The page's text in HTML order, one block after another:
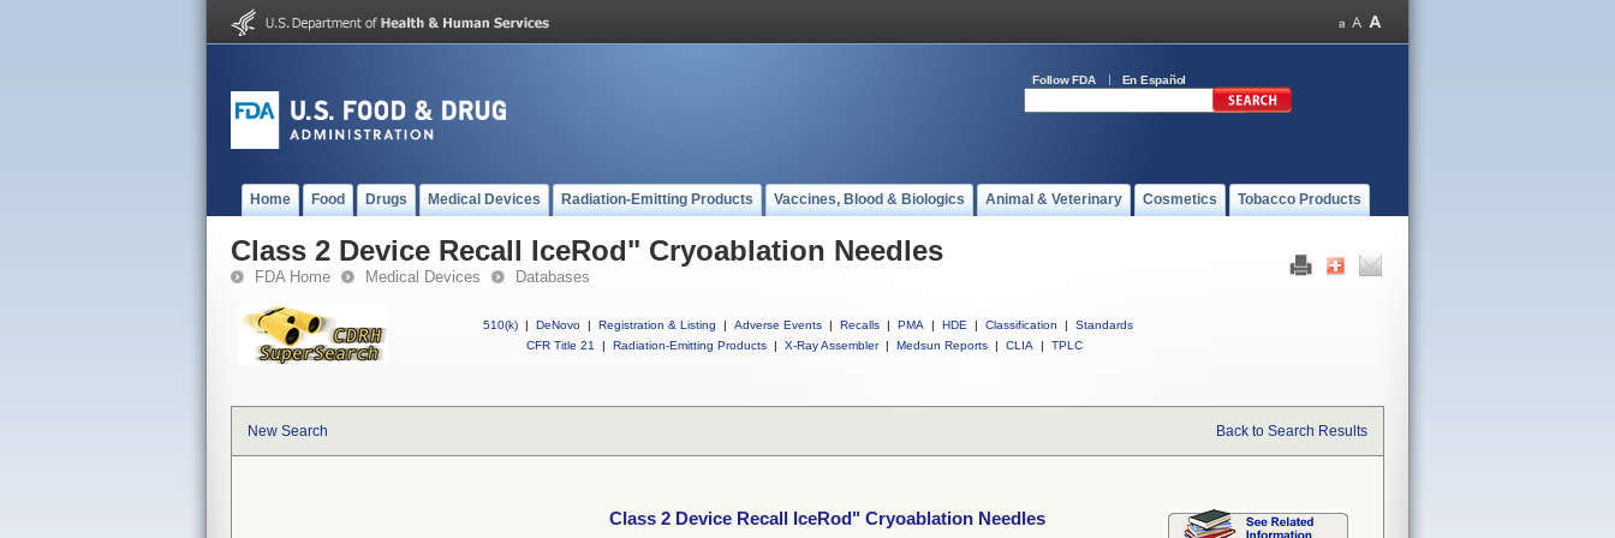
Follow FDA En Español
Home Food Drugs Medical Devices Radiation-Emitting Products Vaccines, Blood & Biologics Animal & Veterinary Cosmetics Tobacco Products
Class 2 Device Recall IceRod" Cryoablation Needles
FDA Home Medical Devices Databases
510(k) | DeNovo | Registration & Listing | Adverse Events | Recalls | PMA | HDE | Classification |
Standards
CFR Title 21
| Radiation-Emitting Products | X-Ray Assembler | Medsun Reports | CLIA | TPLC
New Search Back to Search Results
Class 2 Device Recall IceRod" Cryoablation Needles